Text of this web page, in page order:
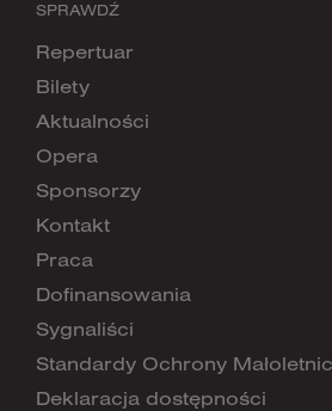
SPRAWDŹ
Repertuar
Bilety
Aktualności
Opera
Sponsorzy
Kontakt
Praca
Dofinansowania
Sygnaliści
Standardy Ochrony
Deklaracja dostępności